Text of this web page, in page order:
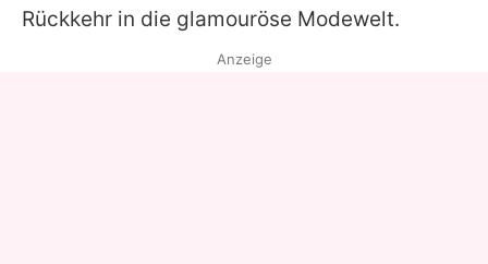
Rückkehr in die glamouröse Modewelt.
Anzeige